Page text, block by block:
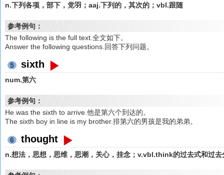
n.下列各项，部下，党羽；aaj.下列的，其次的；vbl.跟随
参考例句：
The following is the full text.全文如下。
Answer the following questions.回答下列问题。
5 sixth
num.第六
参考例句：
He was the sixth to arrive.他是第六个到达的。
The sixth boy in line is my brother.排第六的男孩是我的弟弟。
6 thought
n.想法，思想，思维，思潮，关心，挂念；v.vbl.think的过去式和过去